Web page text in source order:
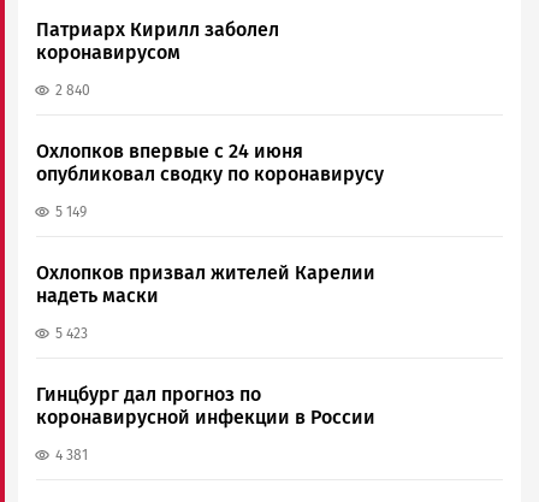
Патриарх Кирилл заболел
коронавирусом
2 840
Охлопков впервые с 24 июня
опубликовал сводку по коронавирусу
5 149
Охлопков призвал жителей Карелии
надеть маски
5 423
Гинцбург дал прогноз по
коронавирусной инфекции в России
4 381